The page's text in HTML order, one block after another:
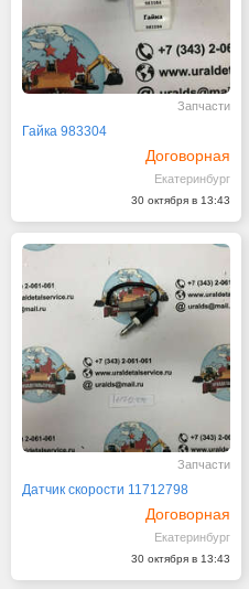
Запчасти
Гайка 983304
Договорная
Екатеринбург
30 октября в 13:43
Запчасти
Датчик скорости 11712798
Договорная
Екатеринбург
30 октября в 13:43